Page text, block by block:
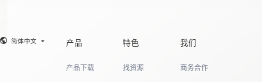
简体中文 产品
产品下载
特色
找资源
我们
商务合作